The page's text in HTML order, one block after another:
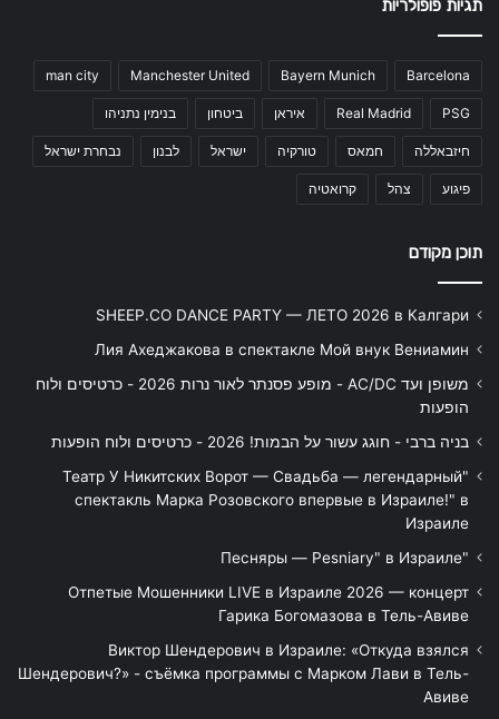
תגיות פופולריות
Barcelona
Bayern Munich
Manchester United
man city
PSG
Real Madrid איראן ביטחון בנימין נתניהו
חיזבאללה חמאס טורקיה ישראל לבנון נבחרת ישראל
פיגוע צהל קרואטיה
תוכן מקודם
SHEEP.CO DANCE PARTY — ЛЕТО 2026 в Калгари
Лия Ахеджакова в спектакле Мой внук Вениамин
משופן ועד AC/DC - מופע פסנתר לאור נרות 2026 - כרטיסים ולוח
הופעות
בניה ברבי - חוגג עשור על הבמות! 2026 - כרטיסים ולוח הופעות
"Театр У Никитских Ворот — Свадьба — легендарный
спектакль Марка Розовского впервые в Израиле!" в
Израиле
"Песняры — Pesniary" в Израиле
Отпетые Мошенники LIVE в Израиле 2026 — концерт
Гарика Богомазова в Тель-Авиве
Виктор Шендерович в Израиле: «Откуда взялся
Шендерович?» - съёмка программы с Марком Лави в Тель-
Авиве